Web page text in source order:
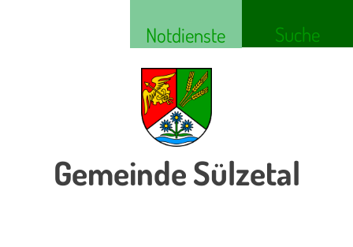
Notdienste Suche
Gemeinde Sülzetal